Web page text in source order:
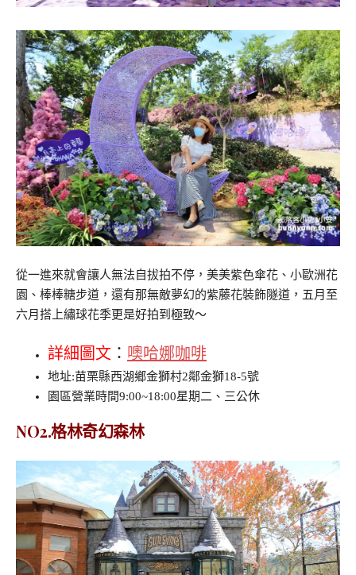
從一進來就會讓人無法自拔拍不停，美美紫色傘花、小歐洲花
園、棒棒糖步道，還有那無敵夢幻的紫藤花裝飾隧道，五月至
六月搭上繡球花季更是好拍到極致～
詳細圖文 ： 噢哈娜咖啡
地址:苗栗縣西湖鄉金獅村2鄰金獅18-5號
園區營業時間9:00~18:00星期二、三公休
NO2.格林奇幻森林